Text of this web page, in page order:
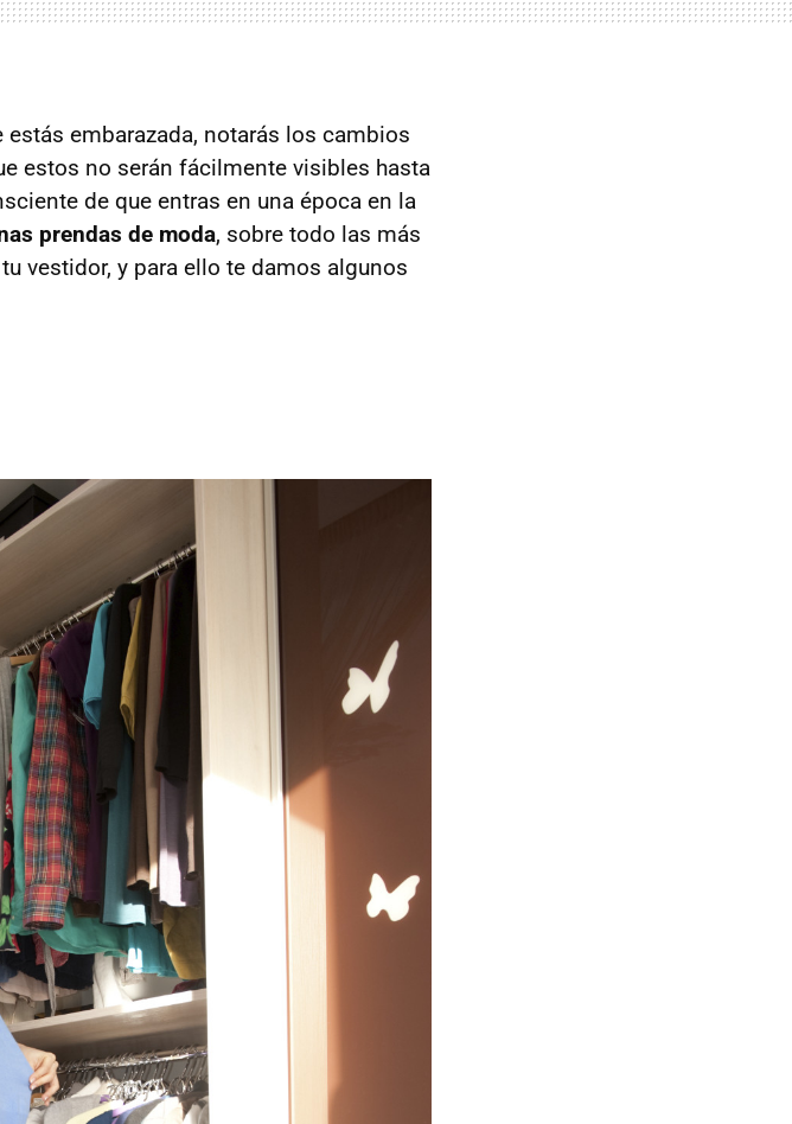
embarazada, notarás los cambios
estos no serán fácilmente visibles hasta
de que entras en una época en la
prendas de moda, sobre todo las más
vestidor, y para ello te damos algunos